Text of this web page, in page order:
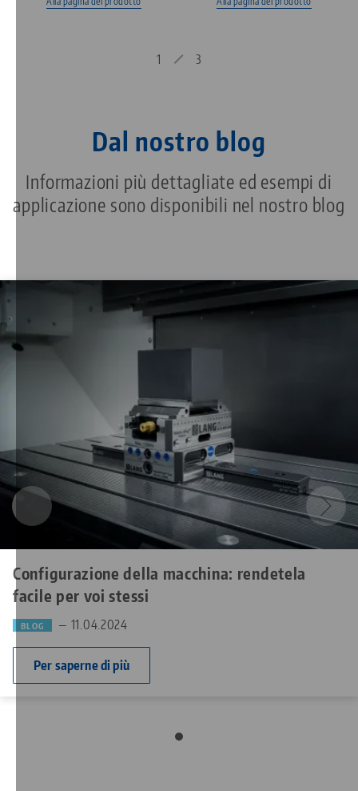
1 3
Dal nostro blog
Informazioni più dettagliate ed esempi di
applicazione sono disponibili nel nostro blog
Configurazione della macchina: rendetela
facile per voi stessi
BLOG — 11.04.2024
Per saperne di più